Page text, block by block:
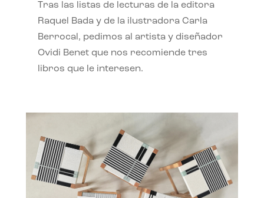
Tras las listas de lecturas de la editora
Raquel Bada y de la ilustradora Carla
Berrocal, pedimos al artista y diseñador
Ovidi Benet que nos recomiende tres
libros que le interesen.